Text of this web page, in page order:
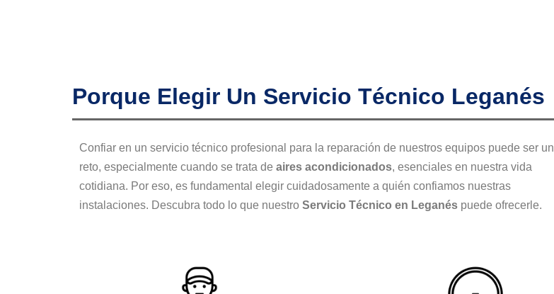
Porque Elegir Un Servicio Técnico Leganés
Confiar en un servicio técnico profesional para la reparación de nuestros equipos puede ser un
reto, especialmente cuando se trata de aires acondicionados, esenciales en nuestra vida
cotidiana. Por eso, es fundamental elegir cuidadosamente a quién confiamos nuestras
instalaciones. Descubra todo lo que nuestro Servicio Técnico en Leganés puede ofrecerle.